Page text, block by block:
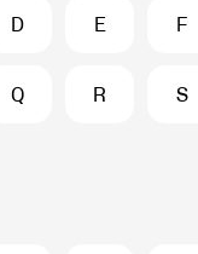
D E F
Q R S